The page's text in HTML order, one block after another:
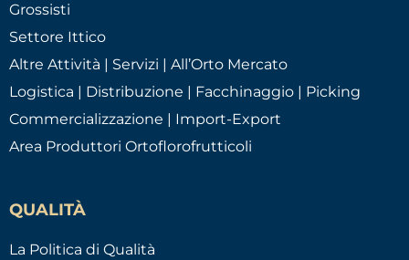
Grossisti
Settore Ittico
Altre Attività | Servizi | All’Orto Mercato
Logistica | Distribuzione | Facchinaggio | Picking
Commercializzazione | Import-Export
Area Produttori Ortoflorofrutticoli
QUALITÀ
La Politica di Qualità